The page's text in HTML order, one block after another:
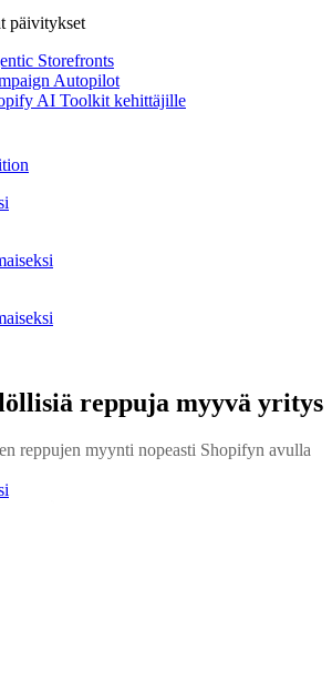
päivitykset
Storefronts
Autopilot
AI Toolkit kehittäjille
reppuja myyvä yritys
reppujen myynti nopeasti Shopifyn avulla